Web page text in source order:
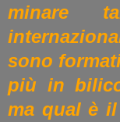
minare
sono
più in
ma qual è il